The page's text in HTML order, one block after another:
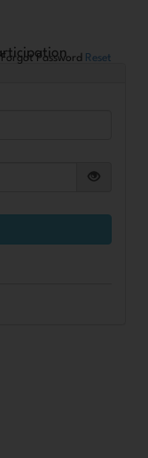
Forgot Password Reset